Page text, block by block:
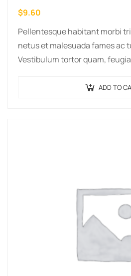
$9.60
Pellentesque habitant morbi
netus et malesuada fames ac
Vestibulum tortor quam,
ADD TO